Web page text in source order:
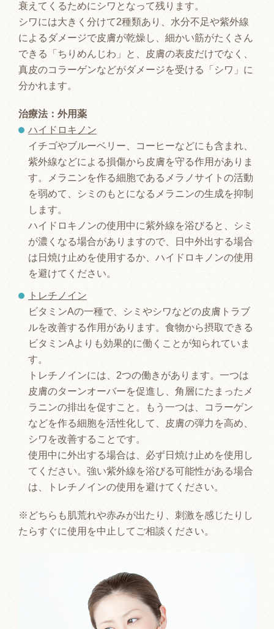
衰えてくるためにシワとなって残ります。
シワには大きく分けて2種類あり、水分不足や紫外線
によるダメージで皮膚が乾燥し、細かい筋がたくさん
できる「ちりめんじわ」と、皮膚の表皮だけでなく、
真皮のコラーゲンなどがダメージを受ける「シワ」に
分かれます。
治療法：外用薬
ハイドロキノン
イチゴやブルーベリー、コーヒーなどにも含まれ、
紫外線などによる損傷から皮膚を守る作用がありま
す。メラニンを作る細胞であるメラノサイトの活動
を弱めて、シミのもとになるメラニンの生成を抑制
します。
ハイドロキノンの使用中に紫外線を浴びると、シミ
が濃くなる場合がありますので、日中外出する場合
は日焼け止めを使用するか、ハイドロキノンの使用
を避けてください。
トレチノイン
ビタミンAの一種で、シミやシワなどの皮膚トラブ
ルを改善する作用があります。食物から摂取できる
ビタミンAよりも効果的に働くことが知られていま
す。
トレチノインには、2つの働きがあります。一つは
皮膚のターンオーバーを促進し、角層にたまったメ
ラニンの排出を促すこと。もう一つは、コラーゲン
などを作る細胞を活性化して、皮膚の弾力を高め、
シワを改善することです。
使用中に外出する場合は、必ず日焼け止めを使用し
てください。強い紫外線を浴びる可能性がある場合
は、トレチノインの使用を避けてください。
※どちらも肌荒れや赤みが出たり、刺激を感じたりし
たらすぐに使用を中止してご相談ください。